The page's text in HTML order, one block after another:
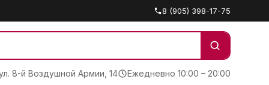
8 (905) 398-17-75
8-й Воздушной Армии, 14 Ежедневно 10:00 – 20:00